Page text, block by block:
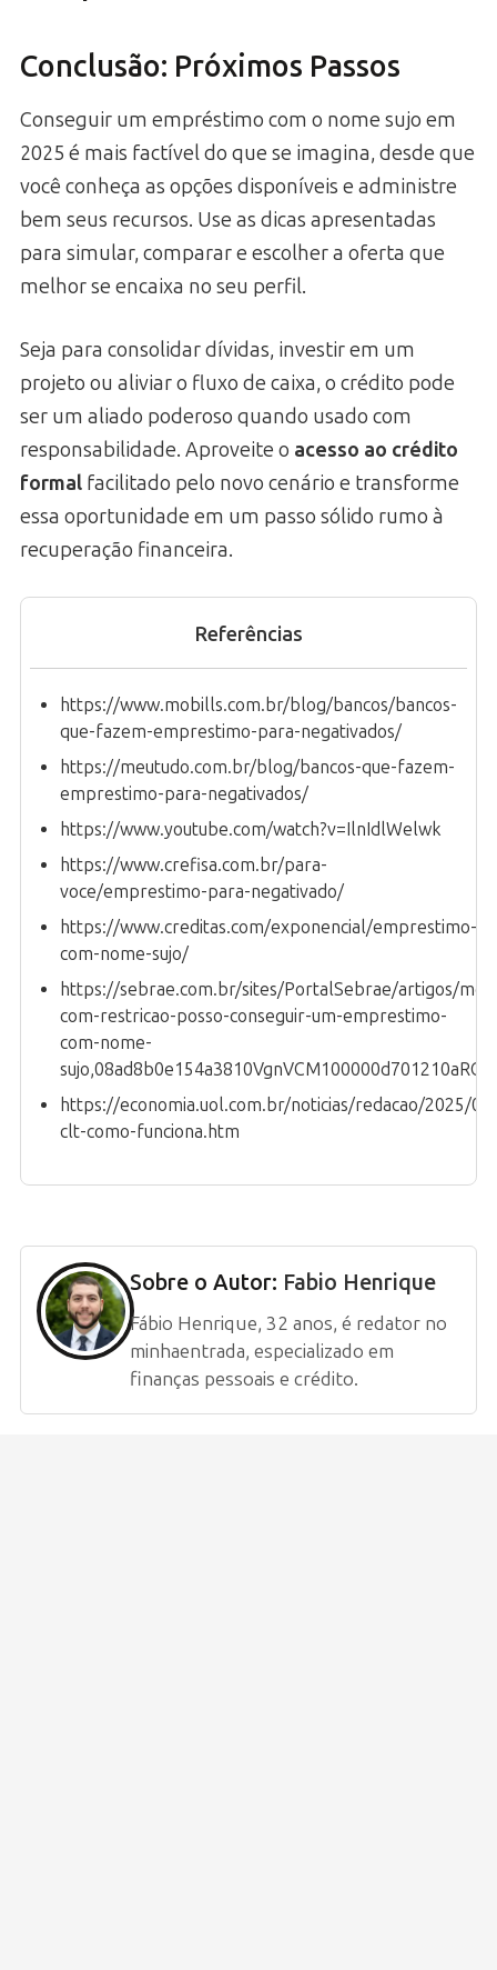
Conclusão: Próximos Passos
Conseguir um empréstimo com o nome sujo em
2025 é mais factível do que se imagina, desde que
você conheça as opções disponíveis e administre
bem seus recursos. Use as dicas apresentadas
para simular, comparar e escolher a oferta que
melhor se encaixa no seu perfil.
Seja para consolidar dívidas, investir em um
projeto ou aliviar o fluxo de caixa, o crédito pode
ser um aliado poderoso quando usado com
responsabilidade. Aproveite o acesso ao crédito
formal facilitado pelo novo cenário e transforme
essa oportunidade em um passo sólido rumo à
recuperação financeira.
Referências
https://www.mobills.com.br/blog/bancos/bancos-
que-fazem-emprestimo-para-negativados/
https://meutudo.com.br/blog/bancos-que-fazem-
emprestimo-para-negativados/
https://www.youtube.com/watch?v=IlnIdlWelwk
https://www.crefisa.com.br/para-
voce/emprestimo-para-negativado/
https://www.creditas.com/exponencial/emprestimo-
com-nome-sujo/
https://sebrae.com.br/sites/PortalSebrae/artigos/mei-
com-restricao-posso-conseguir-um-emprestimo-
com-nome-
https://economia.uol.com.br/noticias/redacao/2025/
clt-como-funciona.htm
Sobre o Autor: Fabio Henrique
Fábio Henrique, 32 anos, é redator no
minhaentrada, especializado em
finanças pessoais e crédito.